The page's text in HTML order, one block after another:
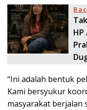
“Ini adalah bentuk
Kami bersyukur
masyarakat berjalan